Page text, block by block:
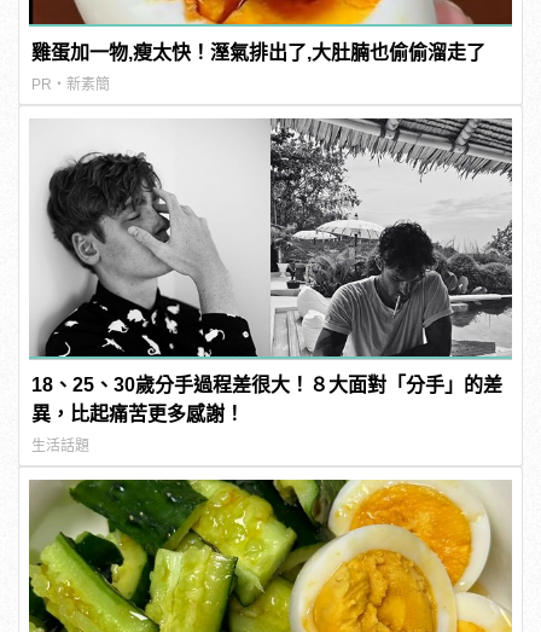
雞蛋加一物,瘦太快！溼氣排出了,大肚腩也偷偷溜走了
PR・新素簡
18、25、30歲分手過程差很大！８大面對「分手」的差
異，比起痛苦更多感謝！
生活話題